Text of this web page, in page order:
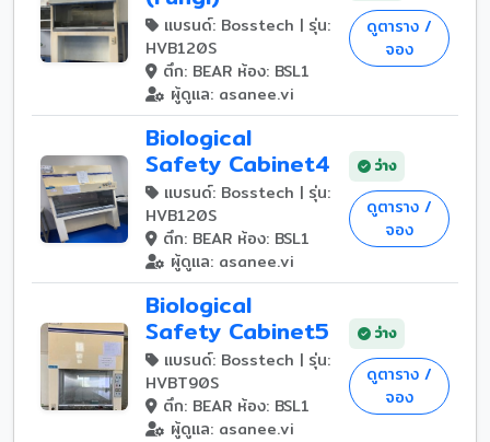
แบรนด์: Bosstech | รุ่น:
HVB120S
ตึก: BEAR ห้อง: BSL1
ผู้ดูแล: asanee.vi
ดูตาราง /
จอง
Biological
Safety Cabinet4
แบรนด์: Bosstech | รุ่น:
HVB120S
ตึก: BEAR ห้อง: BSL1
ผู้ดูแล: asanee.vi
ว่าง
ดูตาราง /
จอง
Biological
Safety Cabinet5
แบรนด์: Bosstech | รุ่น:
HVBT90S
ตึก: BEAR ห้อง: BSL1
ผู้ดูแล: asanee.vi
ว่าง
ดูตาราง /
จอง